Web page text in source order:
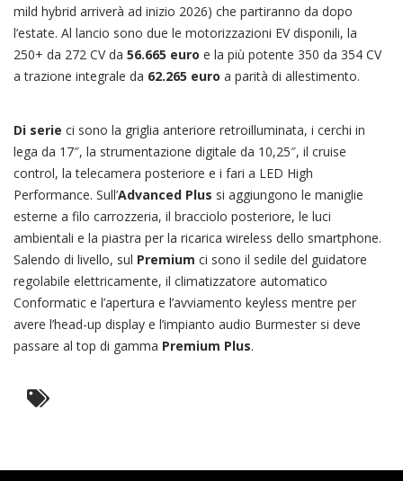
mild hybrid arriverà ad inizio 2026) che partiranno da dopo
l’estate. Al lancio sono due le motorizzazioni EV disponili, la
250+ da 272 CV da 56.665 euro e la più potente 350 da 354 CV
a trazione integrale da 62.265 euro a parità di allestimento.
Di serie ci sono la griglia anteriore retroilluminata, i cerchi in
lega da 17″, la strumentazione digitale da 10,25″, il cruise
control, la telecamera posteriore e i fari a LED High
Performance. Sull’Advanced Plus si aggiungono le maniglie
esterne a filo carrozzeria, il bracciolo posteriore, le luci
ambientali e la piastra per la ricarica wireless dello smartphone.
Salendo di livello, sul Premium ci sono il sedile del guidatore
regolabile elettricamente, il climatizzatore automatico
Conformatic e l’apertura e l’avviamento keyless mentre per
avere l’head-up display e l’impianto audio Burmester si deve
passare al top di gamma Premium Plus.